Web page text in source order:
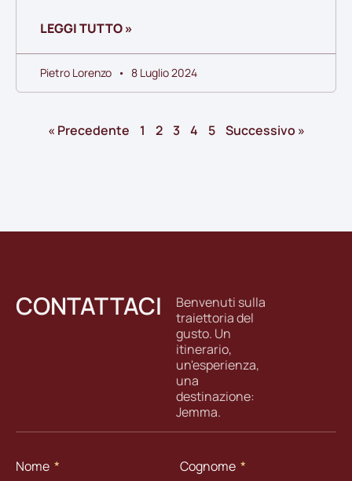
LEGGI TUTTO »
Pietro Lorenzo 8 Luglio 2024
« Precedente 1 2 3 4 5 Successivo »
CONTATTACI
Benvenuti sulla
traiettoria del
gusto. Un
itinerario,
un'esperienza,
una
destinazione:
Jemma.
Nome Cognome